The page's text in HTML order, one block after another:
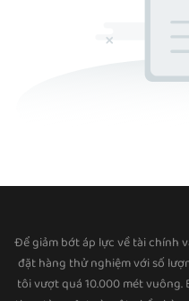
Để giảm bớt áp lực về tài chính
đặt hàng thử nghiệm với số
tôi vượt quá 10.000 mét